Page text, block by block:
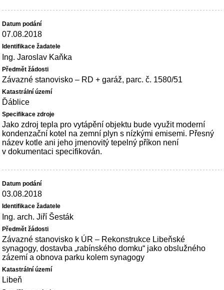
07.08.2018
Ing. Jaroslav Kaňka
Závazné stanovisko – RD + garáž, parc. č. 1580/51
Ďáblice
Jako zdroj tepla pro vytápění objektu bude využit moderní
kondenzační kotel na zemní plyn s nízkými emisemi. Přesný
název kotle ani jeho jmenovitý tepelný příkon není
v dokumentaci specifikován.
03.08.2018
Ing. arch. Jiří Šesták
Závazné stanovisko k ÚR – Rekonstrukce Libeňské
synagogy, dostavba „rabínského domku“ jako obslužného
zázemí a obnova parku kolem synagogy
Libeň